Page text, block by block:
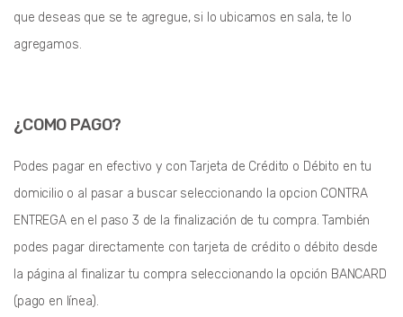
que deseas que se te agregue, si lo ubicamos en sala, te lo
agregamos.
¿COMO PAGO?
Podes pagar en efectivo y con Tarjeta de Crédito o Débito en tu
domicilio o al pasar a buscar seleccionando la opcion CONTRA
ENTREGA en el paso 3 de la finalización de tu compra. También
podes pagar directamente con tarjeta de crédito o débito desde
la página al finalizar tu compra seleccionando la opción BANCARD
(pago en línea).